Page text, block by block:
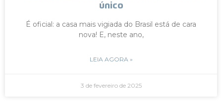
único
É oficial: a casa mais vigiada do Brasil está de cara
nova! E, neste ano,
LEIA AGORA »
3 de fevereiro de 2025